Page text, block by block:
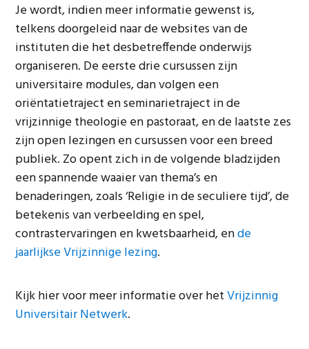
Je wordt, indien meer informatie gewenst is,
telkens doorgeleid naar de websites van de
instituten die het desbetreffende onderwijs
organiseren. De eerste drie cursussen zijn
universitaire modules, dan volgen een
oriëntatietraject en seminarietraject in de
vrijzinnige theologie en pastoraat, en de laatste zes
zijn open lezingen en cursussen voor een breed
publiek. Zo opent zich in de volgende bladzijden
een spannende waaier van thema’s en
benaderingen, zoals ‘Religie in de seculiere tijd’, de
betekenis van verbeelding en spel,
contrastervaringen en kwetsbaarheid, ende
jaarlijkse Vrijzinnige lezing.
Kijk hier voor meer informatie over hetVrijzinnig
Universitair Netwerk.